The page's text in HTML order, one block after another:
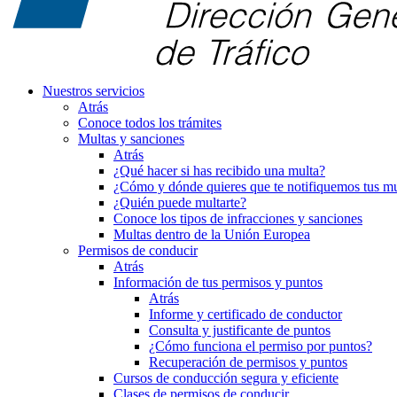
Nuestros servicios
Atrás
Conoce todos los trámites
Multas y sanciones
Atrás
¿Qué hacer si has recibido una multa?
¿Cómo y dónde quieres que te notifiquemos tus
¿Quién puede multarte?
Conoce los tipos de infracciones y sanciones
Multas dentro de la Unión Europea
Permisos de conducir
Atrás
Información de tus permisos y puntos
Atrás
Informe y certificado de conductor
Consulta y justificante de puntos
¿Cómo funciona el permiso por puntos?
Recuperación de permisos y puntos
Cursos de conducción segura y eficiente